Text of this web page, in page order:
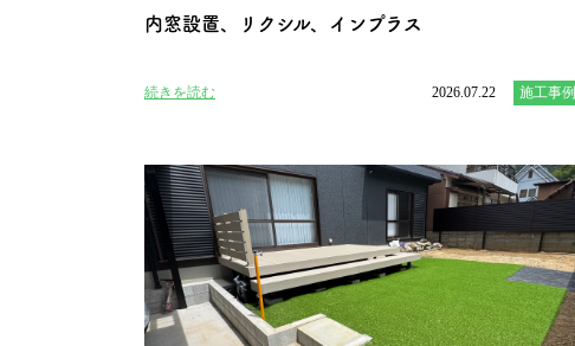
内窓設置、リクシル、インプラス
続きを読む 2026.07.22 施工事例